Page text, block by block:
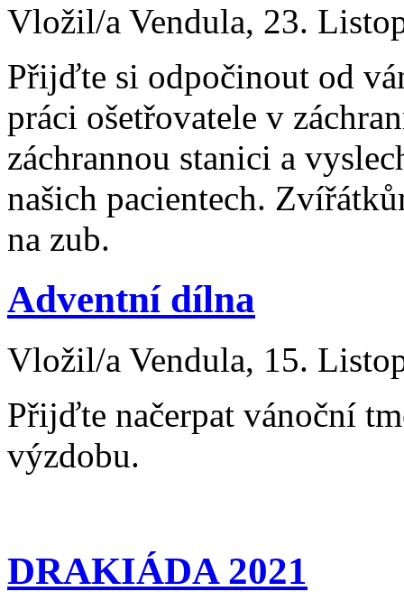
Vložil/a Vendula, 23.
Přijďte si odpočinout od
práci ošetřovatele v
záchrannou stanici a
našich pacientech.
na zub.
Adventní dílna
Vložil/a Vendula, 15.
Přijďte načerpat vánoční
výzdobu.
DRAKIÁDA 2021